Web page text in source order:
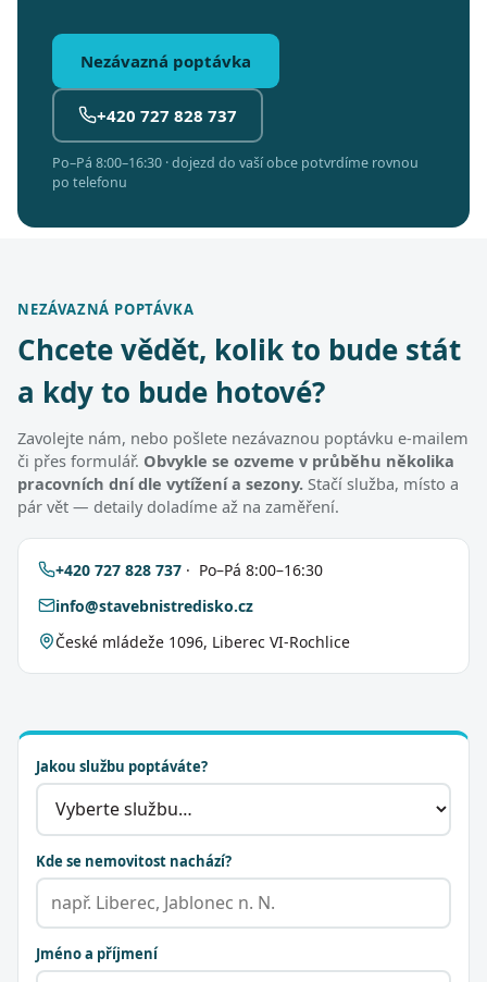
Nezávazná poptávka
+420 727 828 737
Po–Pá 8:00–16:30 · dojezd do vaší obce potvrdíme rovnou
po telefonu
NEZÁVAZNÁ POPTÁVKA
Chcete vědět, kolik to bude stát
a kdy to bude hotové?
Zavolejte nám, nebo pošlete nezávaznou poptávku e-mailem
či přes formulář. Obvykle se ozveme v průběhu několika
pracovních dní dle vytížení a sezony. Stačí služba, místo a
pár vět — detaily doladíme až na zaměření.
+420 727 828 737 · Po–Pá 8:00–16:30
info@stavebnistredisko.cz
České mládeže 1096, Liberec VI-Rochlice
Jakou službu poptáváte?
Kde se nemovitost nachází?
Jméno a příjmení